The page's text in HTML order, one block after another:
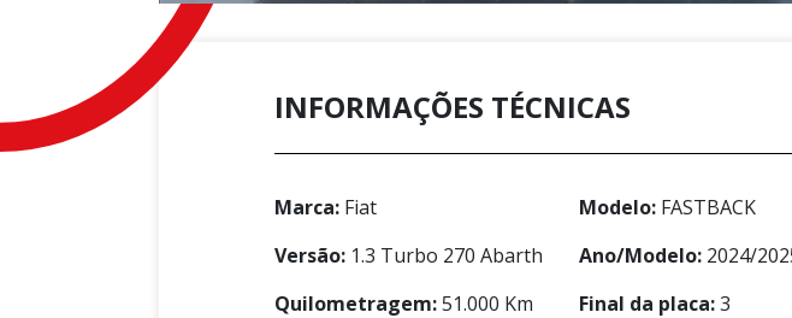
INFORMAÇÕES TÉCNICAS
Marca: Fiat Modelo: FASTBACK
Versão: 1.3 Turbo 270 Abarth Ano/Modelo: 2024/
Quilometragem:51.000 Km Final da placa:3